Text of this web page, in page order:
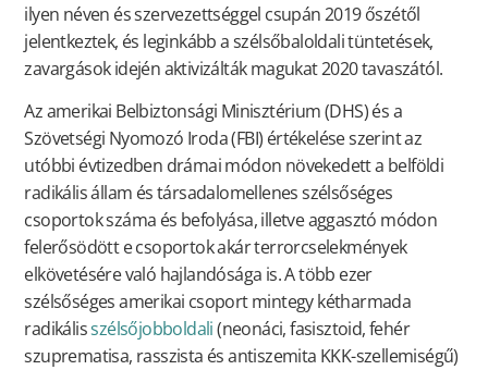
ilyen néven és szervezettséggel csupán 2019 őszétől
jelentkeztek, és leginkább a szélsőbaloldali tüntetések,
zavargások idején aktivizálták magukat 2020 tavaszától.
Az amerikai Belbiztonsági Minisztérium (DHS) és a
Szövetségi Nyomozó Iroda (FBI) értékelése szerint az
utóbbi évtizedben drámai módon növekedett a belföldi
radikális állam és társadalomellenes szélsőséges
csoportok száma és befolyása, illetve aggasztó módon
felerősödött e csoportok akár terrorcselekmények
elkövetésére való hajlandósága is. A több ezer
szélsőséges amerikai csoport mintegy kétharmada
radikálisszélsőjobboldali(neonáci, fasisztoid, fehér
szuprematisa, rasszista és antiszemita KKK-szellemiségű)